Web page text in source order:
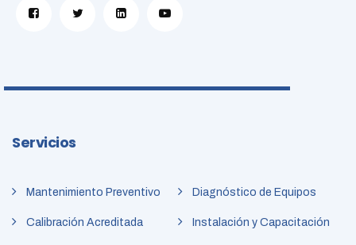
Servicios
Mantenimiento Preventivo Diagnóstico de Equipos
Calibración Acreditada Instalación y Capacitación